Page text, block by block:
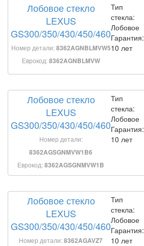
Лобовое стекло
LEXUS
GS300/350/430/450/460
Номер детали:8362AGNBLMVW5
Еврокод:8362AGNBLMVW
Тип
стекла:
Лобовое
Гарантия:
10 лет
Лобовое стекло
LEXUS
GS300/350/430/450/460
Номер детали:
8362AGSGNMVW1B6
Еврокод:8362AGSGNMVW1B
Тип
стекла:
Лобовое
Гарантия:
10 лет
Лобовое стекло
LEXUS
GS300/350/430/450/460
Номер детали:8362AGAVZ7
Тип
стекла:
Лобовое
Гарантия:
10 лет